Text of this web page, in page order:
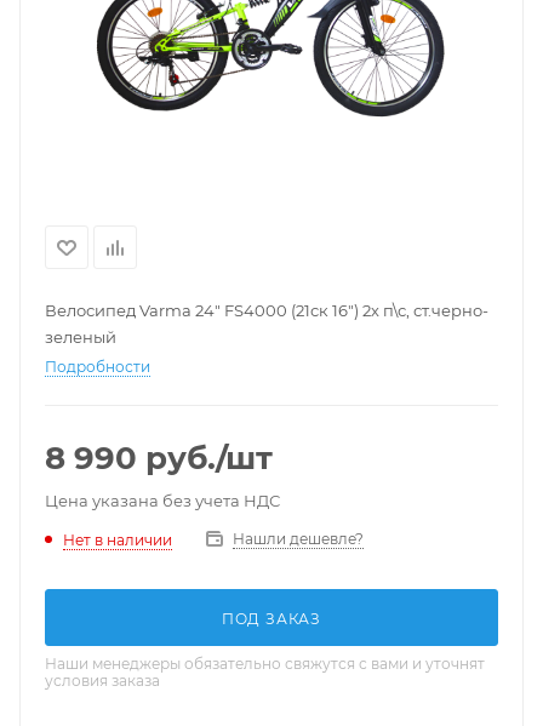
Велосипед Varma 24" FS4000 (21ск 16") 2х п\с, ст.черно-
зеленый
Подробности
8 990 руб./шт
Цена указана без учета НДС
Нет в наличии Нашли дешевле?
ПОД ЗАКАЗ
Наши менеджеры обязательно свяжутся с вами и уточнят
условия заказа